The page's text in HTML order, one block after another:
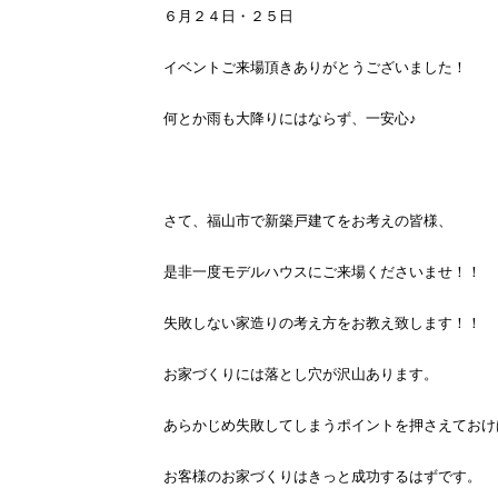
６月２４日・２５日
イベントご来場頂きありがとうございました！
何とか雨も大降りにはならず、一安心♪
さて、福山市で新築戸建てをお考えの皆様、
是非一度モデルハウスにご来場くださいませ！！
失敗しない家造りの考え方をお教え致します！！
お家づくりには落とし穴が沢山あります。
あらかじめ失敗してしまうポイントを押さえてお
お客様のお家づくりはきっと成功するはずです。